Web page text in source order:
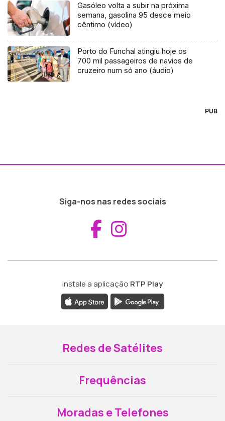
Gasóleo volta a subir na próxima
semana, gasolina 95 desce meio
cêntimo (vídeo)
Porto do Funchal atingiu hoje os
700 mil passageiros de navios de
cruzeiro num só ano (áudio)
PUB
Siga-nos nas redes sociais
Aceder ao
Instale a aplicação RTP Play
Redes de Satélites
Frequências
Moradas e Telefones